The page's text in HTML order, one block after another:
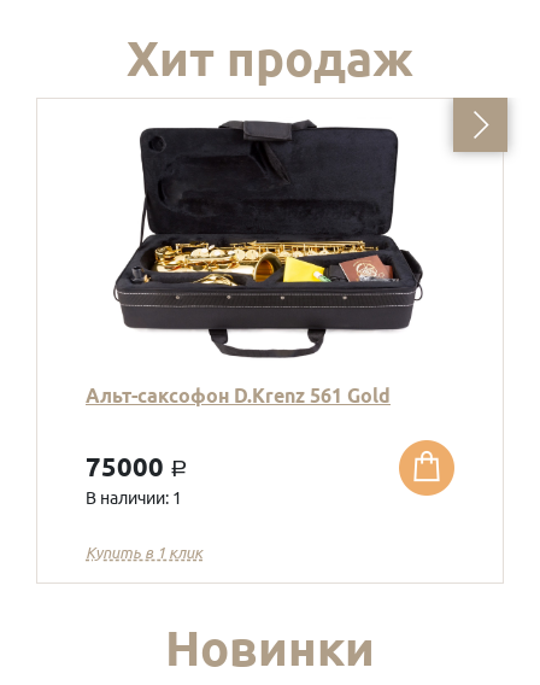
Хит продаж
Альт-саксофон D.Krenz 561 Gold
75000 a
В наличии: 1
Купить в 1 клик
Новинки